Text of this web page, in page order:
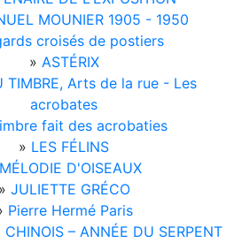
MOUNIER 1905 - 1950
croisés de postiers
» ASTÉRIX
TIMBRE, Arts de la rue - Les
acrobates
fait des acrobaties
» LES FÉLINS
MÉLODIE D'OISEAUX
» JULIETTE GRÉCO
Pierre Hermé Paris
– ANNÉE DU SERPENT